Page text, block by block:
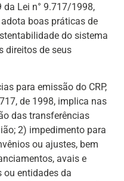
Lei n° 9.717/1998,
boas práticas de
do sistema
direitos de seus
para emissão do CRP,
de 1998, implica nas
das transferências
2) impedimento para
ou ajustes, bem
avais e
ou entidades da